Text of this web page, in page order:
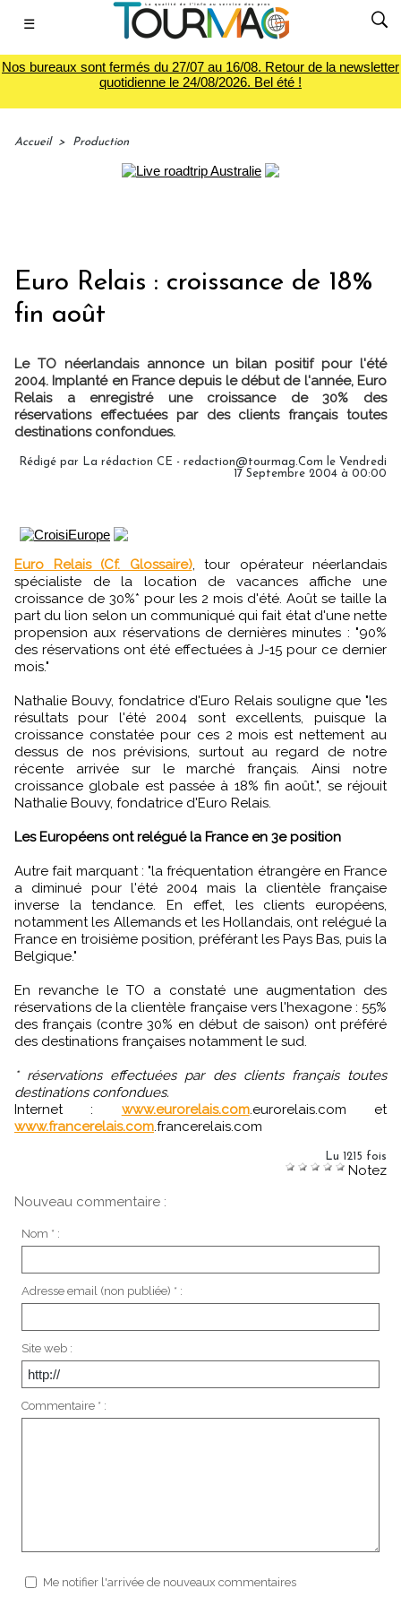
☰
Nos bureaux sont fermés du 27/07 au 16/08. Retour de la newsletter
quotidienne le 24/08/2026. Bel été !
Accueil > Production
Euro Relais : croissance de 18%
fin août
Le TO néerlandais annonce un bilan positif pour l'été
2004. Implanté en France depuis le début de l'année, Euro
Relais a enregistré une croissance de 30% des
réservations effectuées par des clients français toutes
destinations confondues.
Rédigé par La rédaction CE - redaction@tourmag.Com le Vendredi
17 Septembre 2004 à 00:00
Euro Relais (Cf. Glossaire), tour opérateur néerlandais
spécialiste de la location de vacances affiche une
croissance de 30%* pour les 2 mois d'été. Août se taille la
part du lion selon un communiqué qui fait état d'une nette
propension aux réservations de dernières minutes : "90%
des réservations ont été effectuées à J-15 pour ce dernier
mois."
Nathalie Bouvy, fondatrice d'Euro Relais souligne que "les
résultats pour l'été 2004 sont excellents, puisque la
croissance constatée pour ces 2 mois est nettement au
dessus de nos prévisions, surtout au regard de notre
récente arrivée sur le marché français. Ainsi notre
croissance globale est passée à 18% fin août.", se réjouit
Nathalie Bouvy, fondatrice d'Euro Relais.
Les Européens ont relégué la France en 3e position
Autre fait marquant : "la fréquentation étrangère en France
a diminué pour l'été 2004 mais la clientèle française
inverse la tendance. En effet, les clients européens,
notamment les Allemands et les Hollandais, ont relégué la
France en troisième position, préférant les Pays Bas, puis la
Belgique."
En revanche le TO a constaté une augmentation des
réservations de la clientèle française vers l'hexagone : 55%
des français (contre 30% en début de saison) ont préféré
des destinations françaises notamment le sud.
* réservations effectuées par des clients français toutes
destinations confondues.
Internet : www.eurorelais.com.eurorelais.com et
www.francerelais.com.francerelais.com
Lu 1215 fois
Notez
Nouveau commentaire :
Nom * :
Adresse email (non publiée) * :
Site web :
Commentaire * :
Me notifier l'arrivée de nouveaux commentaires